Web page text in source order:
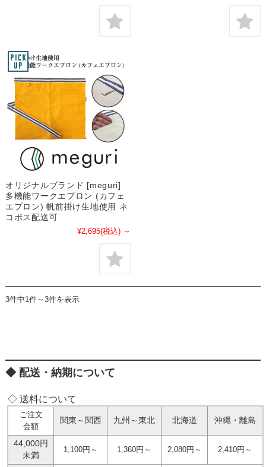
オリジナルブランド [meguri]
多機能ワークエプロン (カフェ
エプロン) 帆前掛け生地使用 ネ
コポス配送可
¥2,695(税込) ～
3件中1件～3件を表示
配送・納期について
◇ 送料について
ご注文
金額
関東～関西 九州～東北 北海道 沖縄・離島
44,000円
未満
1,100円～ 1,360円～ 2,080円～ 2,410円～